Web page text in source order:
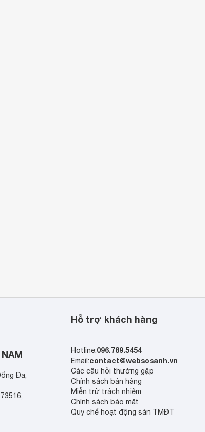
Đa,
Hỗ trợ khách hàng
Hotline:096.789.5454
Email:contact@websosanh.vn
Các câu hỏi thường gặp
Chính sách bán hàng
Miễn trừ trách nhiệm
Chính sách bảo mật
Quy chế hoạt động sàn TMĐT